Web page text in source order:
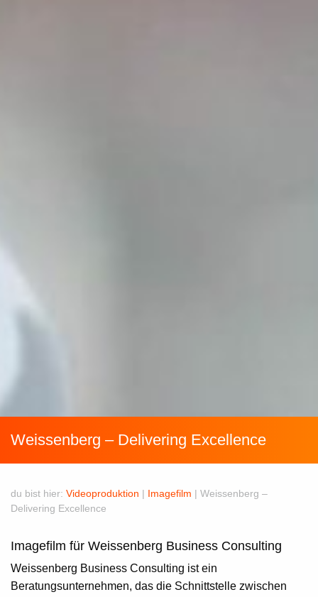
Weissenberg – Delivering Excellence
du bist hier: Videoproduktion | Imagefilm | Weissenberg –
Delivering Excellence
Imagefilm für Weissenberg Business Consulting
Weissenberg Business Consulting ist ein
Beratungsunternehmen, das die Schnittstelle zwischen